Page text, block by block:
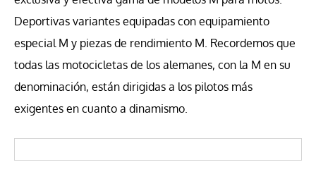
Deportivas variantes equipadas con equipamiento
especial M y piezas de rendimiento M. Recordemos que
todas las motocicletas de los alemanes, con la M en su
denominación, están dirigidas a los pilotos más
exigentes en cuanto a dinamismo.